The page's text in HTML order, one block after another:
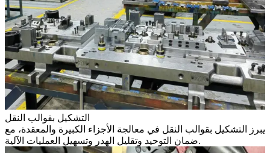
التشكيل بقوالب النقل
يبرز التشكيل بقوالب النقل في معالجة الأجزاء الكبيرة والمعقدة، مع
ضمان التوحيد وتقليل الهدر وتسهيل العمليات الآلية.